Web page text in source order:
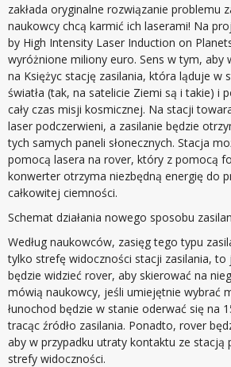
zakłada oryginalne rozwiązanie problemu
naukowcy chcą karmić ich laserami! Na
by High Intensity Laser Induction on
wyróżnione miliony euro. Sens w tym, aby
na Księżyc stację zasilania, która ląduje w
światła (tak, na satelicie Ziemi są i takie) i
cały czas misji kosmicznej. Na stacji
laser podczerwieni, a zasilanie będzie
tych samych paneli słonecznych. Stacja
pomocą lasera na rover, który z pomocą
konwerter otrzyma niezbędną energię do
całkowitej ciemności.
Schemat działania nowego sposobu
Według naukowców, zasięg tego typu
tylko strefę widoczności stacji zasilania, to
będzie widzieć rover, aby skierować na
mówią naukowcy, jeśli umiejętnie wybrać
łunochod będzie w stanie oderwać się na
tracąc źródło zasilania. Ponadto, rover
aby w przypadku utraty kontaktu ze stacją
strefy widoczności.